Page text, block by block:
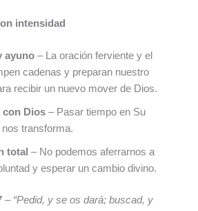
intensidad
ayuno – La oración ferviente y el
cadenas y preparan nuestro
recibir un nuevo mover de Dios.
con Dios – Pasar tiempo en Su
transforma.
total – No podemos aferrarnos a
y esperar un cambio divino.
– “Pedid, y se os dará; buscad, y